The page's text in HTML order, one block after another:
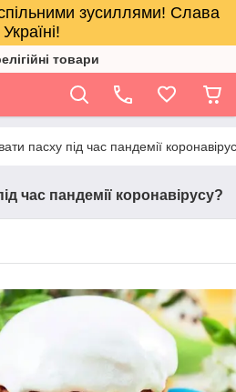
зусиллями! Слава
Україні!
товари
пасху під час пандемії
час пандемії коронавірусу?